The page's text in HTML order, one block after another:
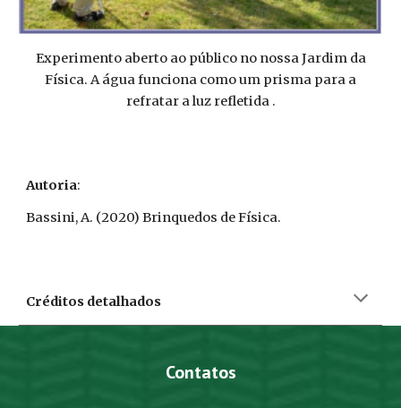
Experimento aberto ao público no nossa Jardim da
Física. A água funciona como um prisma para a
refratar a luz refletida .
Autoria:
Bassini, A. (2020) Brinquedos de Física.
Créditos detalhados
Contatos